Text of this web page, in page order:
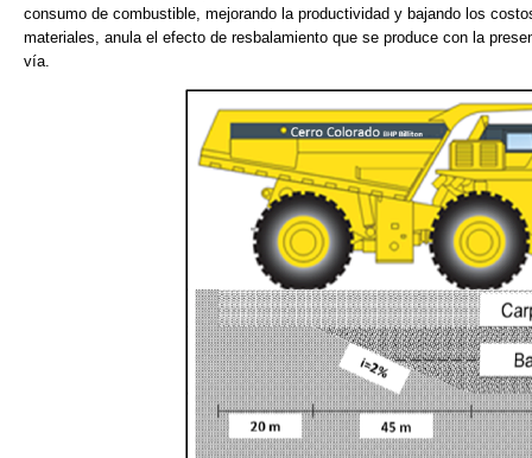
consumo de combustible, mejorando la productividad y bajando los
materiales, anula el efecto de resbalamiento que se produce con la
vía.